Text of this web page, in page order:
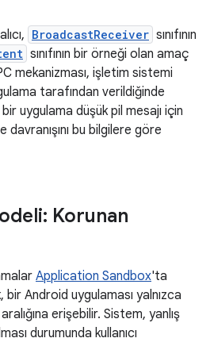
BroadcastReceiver sınıfının
sınıfının bir örneği olan amaç
mekanizması, işletim sistemi
tarafından verildiğinde
uygulama düşük pil mesajı için
davranışını bu bilgilere göre
Korunan
Application Sandbox'ta
bir Android uygulaması yalnızca
erişebilir. Sistem, yanlış
durumunda kullanıcı